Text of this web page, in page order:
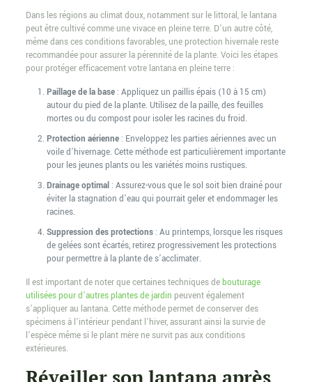
Dans les régions au climat doux, notamment sur le littoral, le lantana
peut être cultivé comme une vivace en pleine terre. D’un autre côté,
même dans ces conditions favorables, une protection hivernale reste
recommandée pour assurer la pérennité de la plante. Voici les étapes
pour protéger efficacement votre lantana en pleine terre :
Paillage de la base: Appliquez un paillis épais (10 à 15 cm)
autour du pied de la plante. Utilisez de la paille, des feuilles
mortes ou du compost pour isoler les racines du froid.
Protection aérienne: Enveloppez les parties aériennes avec un
voile d’hivernage. Cette méthode est particulièrement importante
pour les jeunes plants ou les variétés moins rustiques.
Drainage optimal: Assurez-vous que le sol soit bien drainé pour
éviter la stagnation d’eau qui pourrait geler et endommager les
racines.
Suppression des protections: Au printemps, lorsque les risques
de gelées sont écartés, retirez progressivement les protections
pour permettre à la plante de s’acclimater.
Il est important de noter que certaines techniques debouturage
utilisées pour d’autres plantes de jardin peuvent également
s’appliquer au lantana. Cette méthode permet de conserver des
spécimens à l’intérieur pendant l’hiver, assurant ainsi la survie de
l’espèce même si le plant mère ne survit pas aux conditions
extérieures.